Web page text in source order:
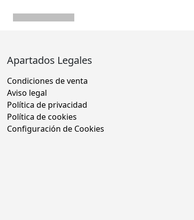
Apartados Legales
Condiciones de venta
Aviso legal
Política de privacidad
Política de cookies
Configuración de Cookies